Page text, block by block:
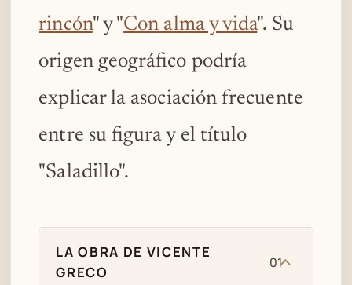
rincón" y "Con alma y vida". Su
origen geográfico podría
explicar la asociación frecuente
entre su figura y el título
"Saladillo".
LA OBRA DE VICENTE
GRECO
01